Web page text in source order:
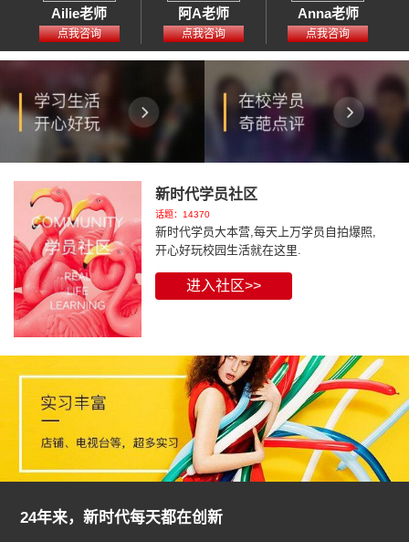
Ailie老师
点我咨询
阿A老师
点我咨询
Anna老师
点我咨询
新时代学员社区
话题：14370
新时代学员大本营,每天上万学员自拍爆照,
开心好玩校园生活就在这里.
进入社区>>
24年来，新时代每天都在创新